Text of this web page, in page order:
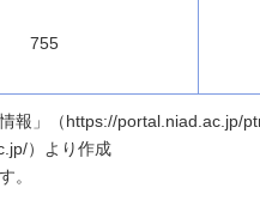
755
報」（https://portal.niad.ac.jp/
）より作成
。